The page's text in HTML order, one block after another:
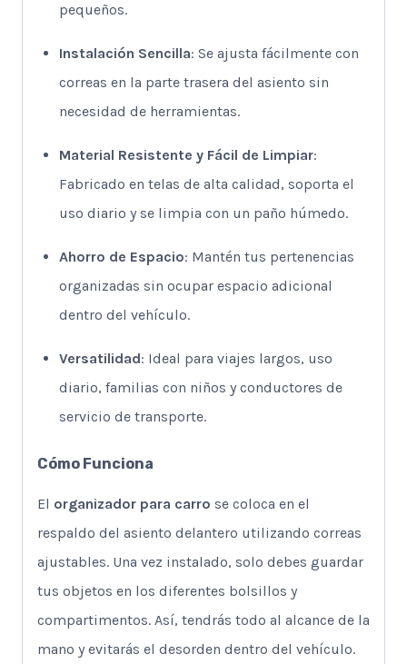
pequeños.
Instalación Sencilla: Se ajusta fácilmente con
correas en la parte trasera del asiento sin
necesidad de herramientas.
Material Resistente y Fácil de Limpiar:
Fabricado en telas de alta calidad, soporta el
uso diario y se limpia con un paño húmedo.
Ahorro de Espacio: Mantén tus pertenencias
organizadas sin ocupar espacio adicional
dentro del vehículo.
Versatilidad: Ideal para viajes largos, uso
diario, familias con niños y conductores de
servicio de transporte.
Cómo Funciona
El organizador para carro se coloca en el
respaldo del asiento delantero utilizando correas
ajustables. Una vez instalado, solo debes guardar
tus objetos en los diferentes bolsillos y
compartimentos. Así, tendrás todo al alcance de la
mano y evitarás el desorden dentro del vehículo.